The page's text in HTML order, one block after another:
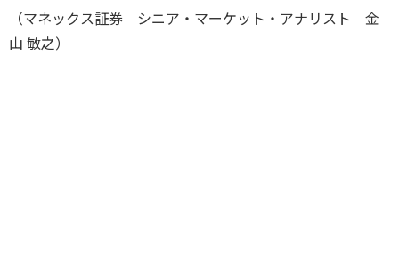
（マネックス証券 シニア・マーケット・アナリスト 金
山 敏之）